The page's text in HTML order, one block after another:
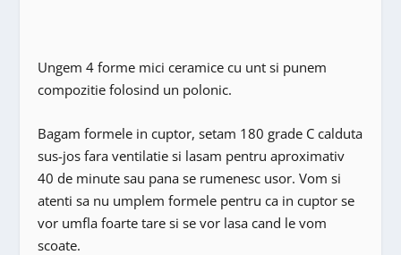
Ungem 4 forme mici ceramice cu unt si punem
compozitie folosind un polonic.
Bagam formele in cuptor, setam 180 grade C calduta
sus-jos fara ventilatie si lasam pentru aproximativ
40 de minute sau pana se rumenesc usor. Vom si
atenti sa nu umplem formele pentru ca in cuptor se
vor umfla foarte tare si se vor lasa cand le vom
scoate.